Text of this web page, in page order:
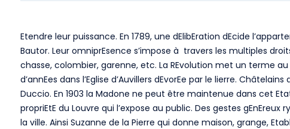
Etendre leur puissance. En 1789, une dElibEration dEcide
Bautor. Leur omniprEsence s’impose à travers les multiples
chasse, colombier, garenne, etc. La REvolution met un terme
d’annEes dans l’Eglise d’Auvillers dEvorEe par le lierre.
Duccio. En 1903 la Madone ne peut être maintenue dans cet
propriEtE du Louvre qui l’expose au public. Des gestes
la ville. Ainsi Suzanne de la Pierre qui donne maison, grange,